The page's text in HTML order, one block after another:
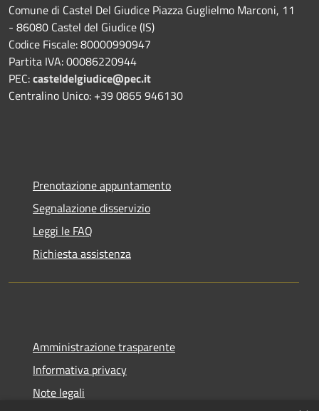
Comune di Castel Del Giudice Piazza Guglielmo Marconi, 11
- 86080 Castel del Giudice (IS)
Codice Fiscale: 80000990947
Partita IVA: 00086220944
PEC:casteldelgiudice@pec.it
Centralino Unico: +39 0865 946130
Prenotazione appuntamento
Segnalazione disservizio
Leggi le FAQ
Richiesta assistenza
Amministrazione trasparente
Informativa privacy
Note legali